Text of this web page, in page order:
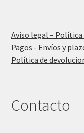
Aviso legal – Política
Pagos - Envíos y
Política de
Contacto